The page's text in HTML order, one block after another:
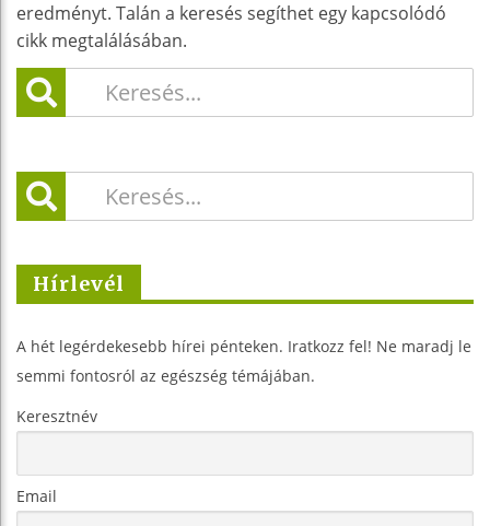
eredményt. Talán a keresés segíthet egy kapcsolódó
cikk megtalálásában.
Hírlevél
A hét legérdekesebb hírei pénteken. Iratkozz fel! Ne maradj le
semmi fontosról az egészség témájában.
Keresztnév
Email